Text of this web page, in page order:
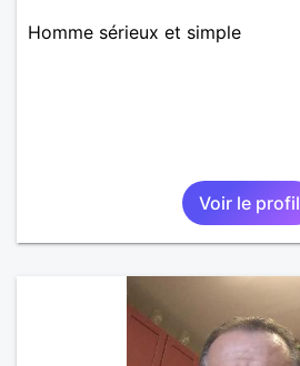
Homme sérieux et simple
Voir le profil